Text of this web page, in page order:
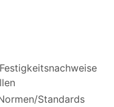
Standards